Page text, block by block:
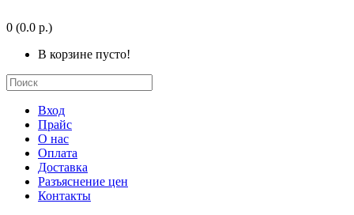
0 (0.0 р.)
В корзине пусто!
Вход
Прайс
О нас
Оплата
Доставка
Разъяснение цен
Контакты